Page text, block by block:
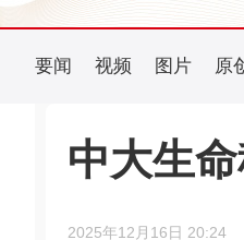
要闻 视频 图片 原
中大生
2025年12月16日 20:24